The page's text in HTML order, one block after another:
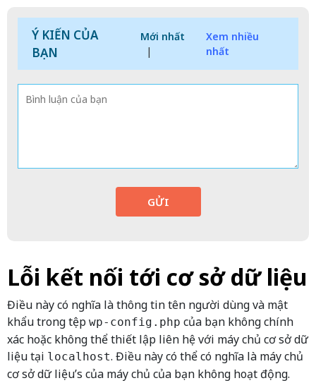
Ý KIẾN CỦA
BẠN
Mới nhất
|
Xem nhiều
nhất
GỬI
Lỗi kết nối tới cơ sở dữ liệu
Điều này có nghĩa là thông tin tên người dùng và mật
khẩu trong tệp wp-config.php của bạn không chính
xác hoặc không thể thiết lập liên hệ với máy chủ cơ sở dữ
liệu tại localhost. Điều này có thể có nghĩa là máy chủ
cơ sở dữ liệu’s của máy chủ của bạn không hoạt động.